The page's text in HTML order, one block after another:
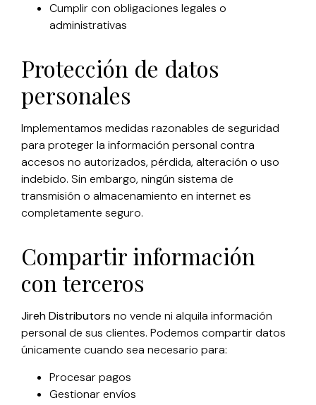
Cumplir con obligaciones legales o
administrativas
Protección de datos
personales
Implementamos medidas razonables de seguridad
para proteger la información personal contra
accesos no autorizados, pérdida, alteración o uso
indebido. Sin embargo, ningún sistema de
transmisión o almacenamiento en internet es
completamente seguro.
Compartir información
con terceros
Jireh Distributors no vende ni alquila información
personal de sus clientes. Podemos compartir datos
únicamente cuando sea necesario para:
Procesar pagos
Gestionar envíos